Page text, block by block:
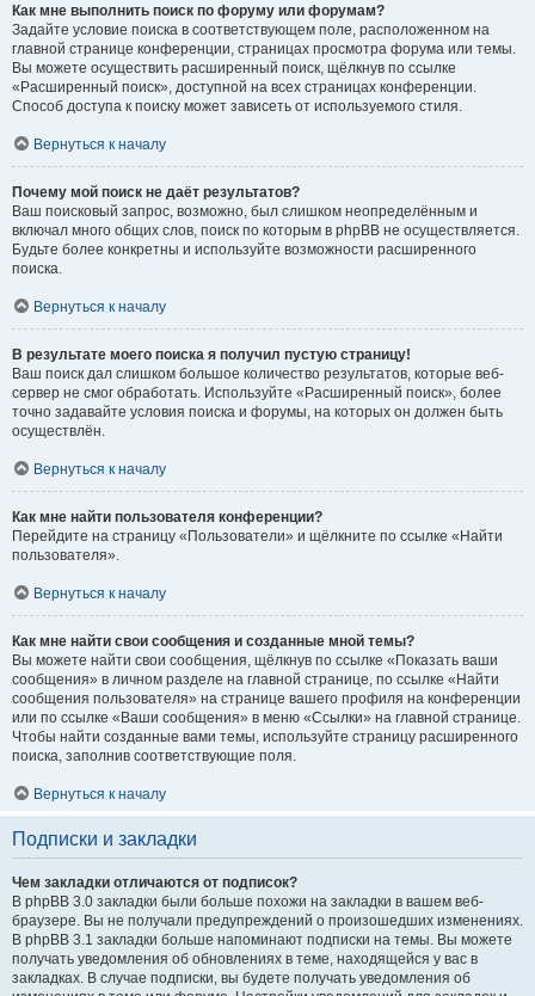
Как мне выполнить поиск по форуму или форумам?
Задайте условие поиска в соответствующем поле, расположенном на
главной странице конференции, страницах просмотра форума или темы.
Вы можете осуществить расширенный поиск, щёлкнув по ссылке
«Расширенный поиск», доступной на всех страницах конференции.
Способ доступа к поиску может зависеть от используемого стиля.
Вернуться к началу
Почему мой поиск не даёт результатов?
Ваш поисковый запрос, возможно, был слишком неопределённым и
включал много общих слов, поиск по которым в phpBB не осуществляется.
Будьте более конкретны и используйте возможности расширенного
поиска.
Вернуться к началу
В результате моего поиска я получил пустую страницу!
Ваш поиск дал слишком большое количество результатов, которые веб-
сервер не смог обработать. Используйте «Расширенный поиск», более
точно задавайте условия поиска и форумы, на которых он должен быть
осуществлён.
Вернуться к началу
Как мне найти пользователя конференции?
Перейдите на страницу «Пользователи» и щёлкните по ссылке «Найти
пользователя».
Вернуться к началу
Как мне найти свои сообщения и созданные мной темы?
Вы можете найти свои сообщения, щёлкнув по ссылке «Показать ваши
сообщения» в личном разделе на главной странице, по ссылке «Найти
сообщения пользователя» на странице вашего профиля на конференции
или по ссылке «Ваши сообщения» в меню «Ссылки» на главной странице.
Чтобы найти созданные вами темы, используйте страницу расширенного
поиска, заполнив соответствующие поля.
Вернуться к началу
Подписки и закладки
Чем закладки отличаются от подписок?
В phpBB 3.0 закладки были больше похожи на закладки в вашем веб-
браузере. Вы не получали предупреждений о произошедших изменениях.
В phpBB 3.1 закладки больше напоминают подписки на темы. Вы можете
получать уведомления об обновлениях в теме, находящейся у вас в
закладках. В случае подписки, вы будете получать уведомления об